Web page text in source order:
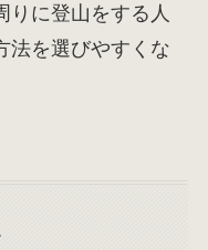
りに登山をする人
法を選びやすくな